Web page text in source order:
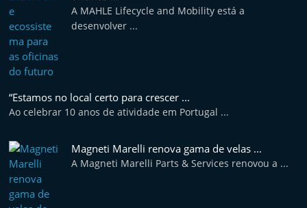
v
e
P
r
t
A MAHLE Lifecycle and Mobility está a
desenvolver ...
“Estamos no local certo para crescer ...
Ao celebrar 10 anos de atividade em Portugal ...
Magneti Marelli renova gama de velas ...
A Magneti Marelli Parts & Services renovou a ...